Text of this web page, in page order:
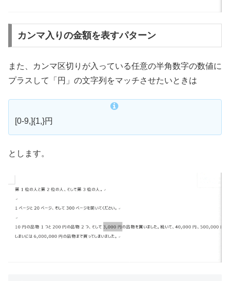
カンマ入りの金額を表すパターン
また、カンマ区切りが入っている任意の半角数字の数値に
プラスして「円」の文字列をマッチさせたいときは
[0-9,]{1,}円
とします。